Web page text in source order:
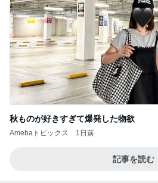
秋ものが好きすぎて爆発した物欲
Amebaトピックス 1日前
記事を読む